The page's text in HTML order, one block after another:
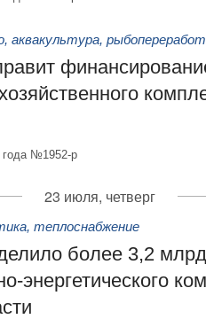
аквакультура,
года №1952-р
23 июля, четверг
теплоснабжение
более 3,2
энергетического